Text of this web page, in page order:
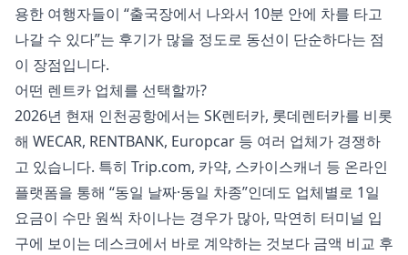
용한 여행자들이 “출국장에서 나와서 10분 안에 차를 타고
나갈 수 있다”는 후기가 많을 정도로 동선이 단순하다는 점
이 장점입니다.
어떤 렌트카 업체를 선택할까?
2026년 현재 인천공항에서는 SK렌터카, 롯데렌터카를 비롯
해 WECAR, RENTBANK, Europcar 등 여러 업체가 경쟁하
고 있습니다. 특히 Trip.com, 카약, 스카이스캐너 등 온라인
플랫폼을 통해 “동일 날짜·동일 차종”인데도 업체별로 1일
요금이 수만 원씩 차이나는 경우가 많아, 막연히 터미널 입
구에 보이는 데스크에서 바로 계약하는 것보다 금액 비교 후